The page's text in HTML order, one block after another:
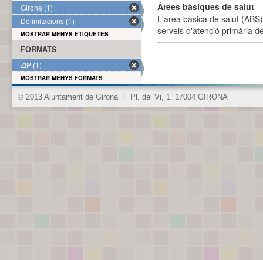
Àrees bàsiques de salut
L'àrea bàsica de salut
serveis d'atenció primària
Girona (1)
Delimitacions (1)
MOSTRAR MENYS ETIQUETES
FORMATS
ZIP (1)
MOSTRAR MENYS FORMATS
© 2013 Ajuntament de Girona Pl. del Vi, 1. 17004 GIRONA